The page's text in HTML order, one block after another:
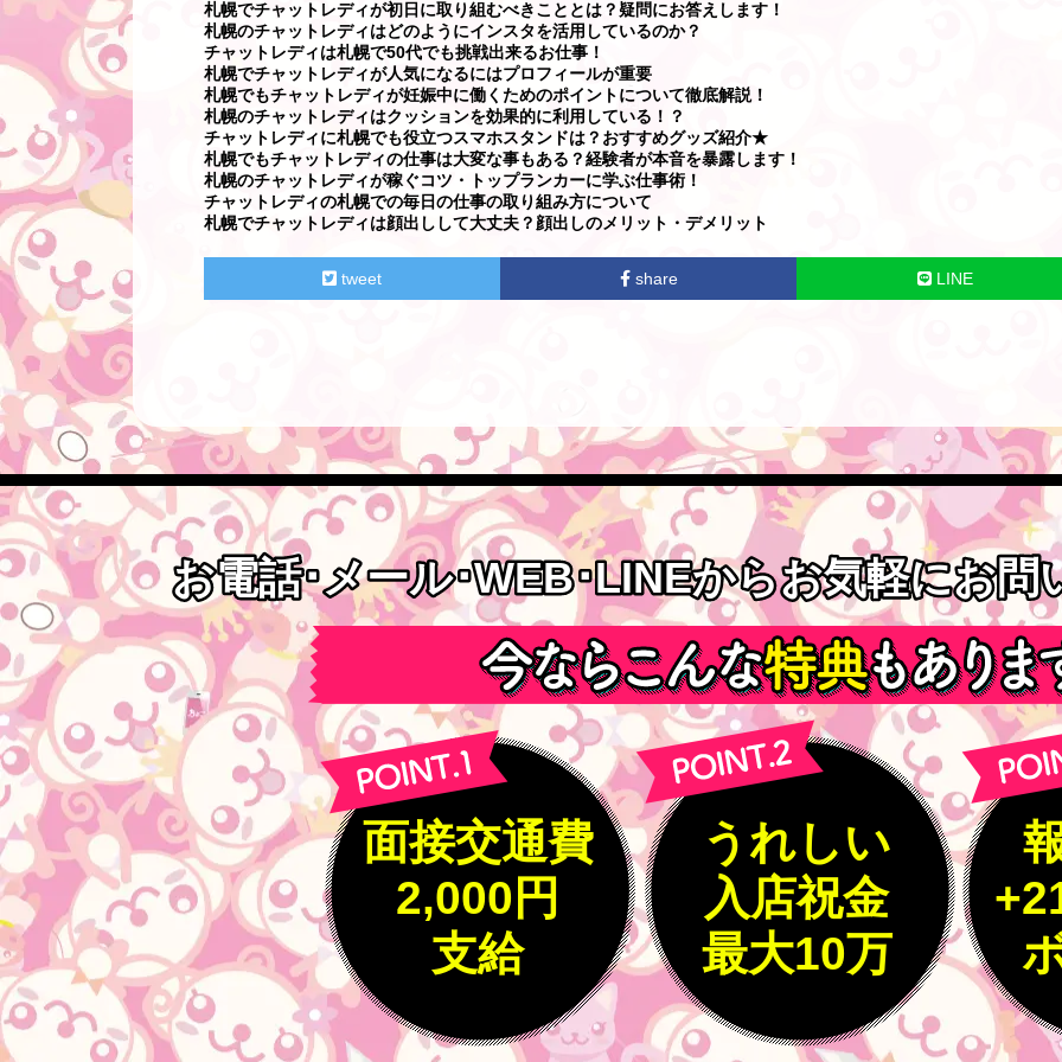
札幌でチャットレディが初日に取り組むべきこととは？疑問にお答えします！
札幌のチャットレディはどのようにインスタを活用しているのか？
チャットレディは札幌で50代でも挑戦出来るお仕事！
札幌でチャットレディが人気になるにはプロフィールが重要
札幌でもチャットレディが妊娠中に働くためのポイントについて徹底解説！
札幌のチャットレディはクッションを効果的に利用している！？
チャットレディに札幌でも役立つスマホスタンドは？おすすめグッズ紹介★
札幌でもチャットレディの仕事は大変な事もある？経験者が本音を暴露します！
札幌のチャットレディが稼ぐコツ・トップランカーに学ぶ仕事術！
チャットレディの札幌での毎日の仕事の取り組み方について
札幌でチャットレディは顔出しして大丈夫？顔出しのメリット・デメリット
tweet share LINE
お電話･メール･WEB･LINEからお気軽にお問
お電話･メール･WEB･LINEからお気軽にお問
面接交通費
2,000円
支給
うれしい
入店祝金
最大10万